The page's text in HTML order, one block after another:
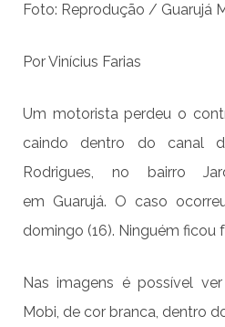
Foto: Reprodução / Guarujá
Por Vinícius Farias
Um motorista perdeu o
caindo dentro do canal
Rodrigues, no bairro
em Guarujá. O caso
domingo (16). Ninguém ficou
Nas imagens é possível
Mobi, de cor branca, dentro